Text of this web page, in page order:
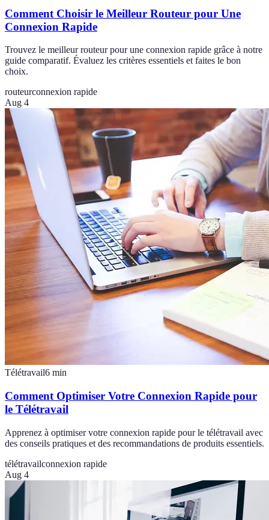
Comment Choisir le Meilleur Routeur pour Une
Connexion Rapide
Trouvez le meilleur routeur pour une connexion rapide grâce à notre
guide comparatif. Évaluez les critères essentiels et faites le bon
choix.
routeurconnexion rapide
Aug 4
Télétravail6 min
Comment Optimiser Votre Connexion Rapide pour
le Télétravail
Apprenez à optimiser votre connexion rapide pour le télétravail avec
des conseils pratiques et des recommandations de produits essentiels.
télétravailconnexion rapide
Aug 4